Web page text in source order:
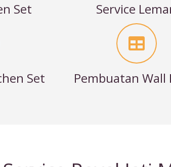
Set Service
Set Pembuatan Wall